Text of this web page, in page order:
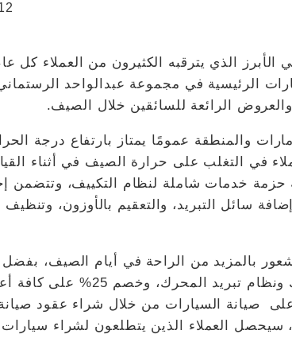
12 يوليو
الأبرز الذي يترقبه الكثيرون من العملاء
الرئيسية في مجموعة عبدالواحد
الرائعة للسائقين خلال الصيف.
والمنطقة عمومًا يمتاز بارتفاع درجة
في التغلب على حرارة الصيف في أثناء
سائل التبريد، والتعقيم بالأوزون،
صيانة السيارات من خلال شراء عقود
سيحصل العملاء الذين يتطلعون لشراء